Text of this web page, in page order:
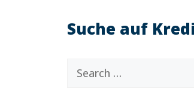
Suche auf
Search
for: